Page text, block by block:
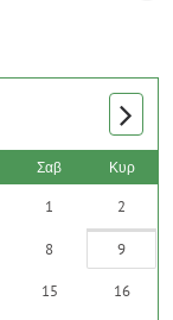
Σαβ Κυρ
1 2
8 9
15 16